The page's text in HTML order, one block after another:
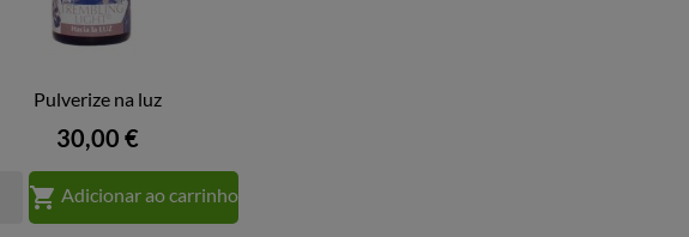
VISTA RÁPIDA
Pulverize na luz
Preço
30,00 €
 Adicionar ao carrinho